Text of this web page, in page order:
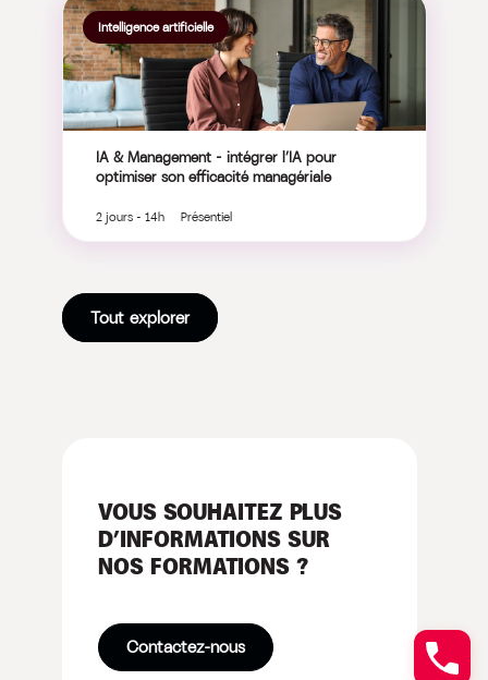
Intelligence artificielle
IA & Management – intégrer l’IA pour
optimiser son efficacité managériale
2 jours - 14h Présentiel
Tout explorer
VOUS SOUHAITEZ PLUS
D’INFORMATIONS SUR
NOS FORMATIONS ?
Contactez-nous